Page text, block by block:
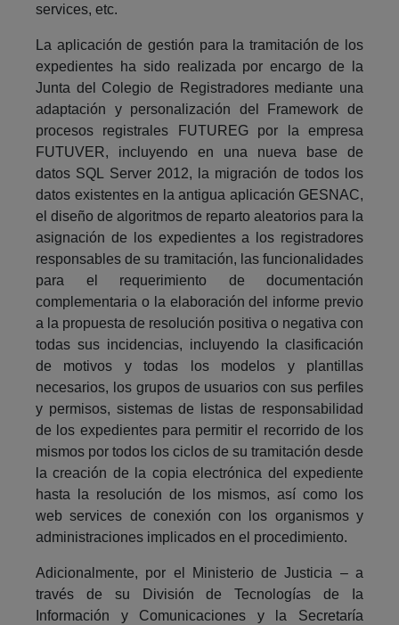
services, etc.
La aplicación de gestión para la tramitación de los
expedientes ha sido realizada por encargo de la
Junta del Colegio de Registradores mediante una
adaptación y personalización del Framework de
procesos registrales FUTUREG por la empresa
FUTUVER, incluyendo en una nueva base de
datos SQL Server 2012, la migración de todos los
datos existentes en la antigua aplicación GESNAC,
el diseño de algoritmos de reparto aleatorios para la
asignación de los expedientes a los registradores
responsables de su tramitación, las funcionalidades
para el requerimiento de documentación
complementaria o la elaboración del informe previo
a la propuesta de resolución positiva o negativa con
todas sus incidencias, incluyendo la clasificación
de motivos y todas los modelos y plantillas
necesarios, los grupos de usuarios con sus perfiles
y permisos, sistemas de listas de responsabilidad
de los expedientes para permitir el recorrido de los
mismos por todos los ciclos de su tramitación desde
la creación de la copia electrónica del expediente
hasta la resolución de los mismos, así como los
web services de conexión con los organismos y
administraciones implicados en el procedimiento.
Adicionalmente, por el Ministerio de Justicia – a
través de su División de Tecnologías de Ia
Información y Comunicaciones y la Secretaría